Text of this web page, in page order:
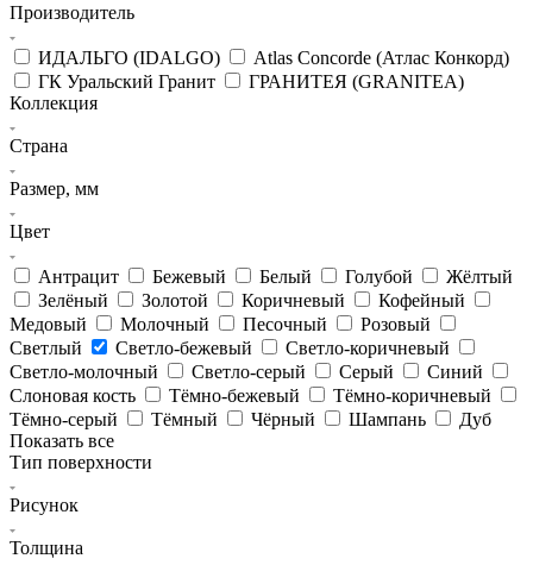
Производитель
ИДАЛЬГО (IDALGO)
Atlas Concorde (Атлас Конкорд)
ГК Уральский Гранит
ГРАНИТЕЯ (GRANITEA)
Коллекция
Страна
Размер, мм
Цвет
Антрацит Бежевый Белый Голубой
Жёлтый
Зелёный
Золотой Коричневый
Кофейный
Медовый
Молочный Песочный
Розовый
Светлый
Светло-бежевый
Светло-коричневый
Светло-молочный
Светло-серый Серый
Синий
Слоновая кость
Тёмно-бежевый
Тёмно-коричневый
Тёмно-серый
Тёмный Чёрный Шампань
Дуб
Показать все
Тип поверхности
Рисунок
Толщина